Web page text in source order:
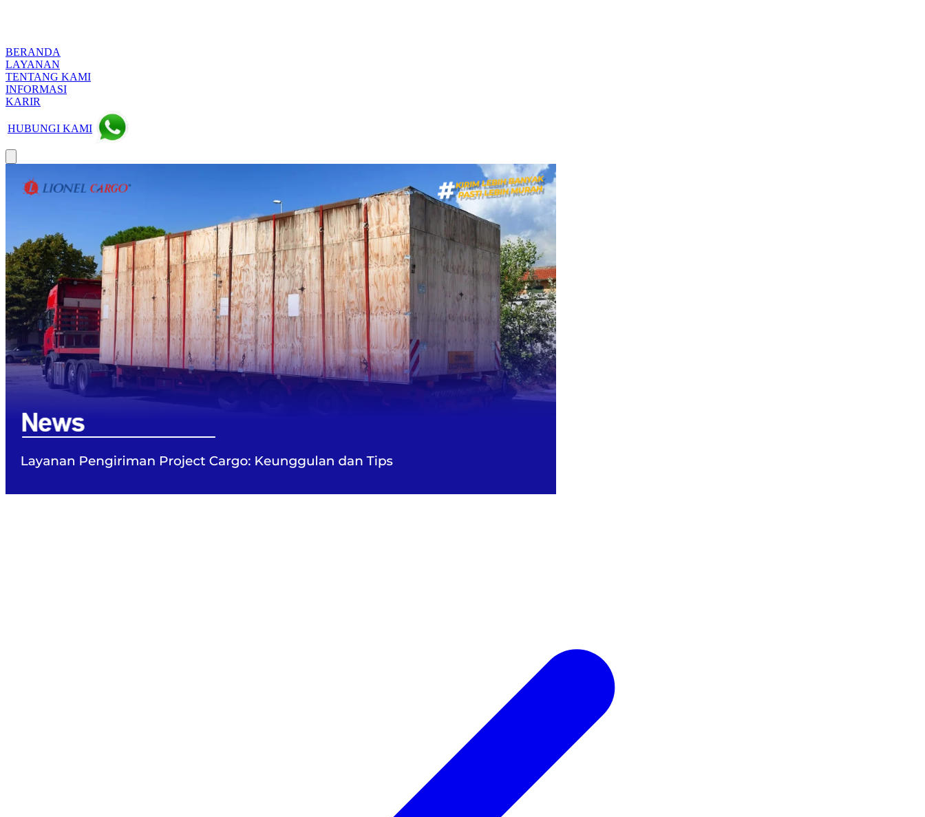
BERANDA
LAYANAN
TENTANG KAMI
INFORMASI
KARIR
HUBUNGI KAMI